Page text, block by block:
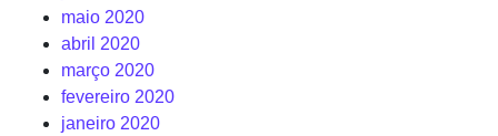
maio 2020
abril 2020
março 2020
fevereiro 2020
janeiro 2020